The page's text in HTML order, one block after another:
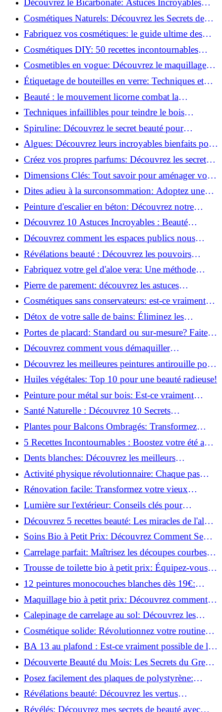
Découvrez le Bicarbonate: Astuces Incroyables
pour Votre Quotidien!
Cosmétiques Naturels: Découvrez les Secrets de
Beauté Éco-responsables!
Fabriquez vos cosmétiques: le guide ultime des
produits de beauté maison!
Cosmétiques DIY: 50 recettes incontournables
pour sublimer votre beauté naturelle!
Cosmetibles en vogue: Découvrez le maquillage
100% comestible!
Étiquetage de bouteilles en verre: Techniques et
astuces incontournables!
Beauté : le mouvement licorne combat la
surconsommation !
Techniques infaillibles pour teindre le bois
naturellement: Découvrez comment!
Spiruline: Découvrez le secret beauté pour
revitaliser les peaux fatiguées!
Algues: Découvrez leurs incroyables bienfaits pour
la santé et la beauté!
Créez vos propres parfums: Découvrez les secrets
de la fabrication artisanale!
Dimensions Clés: Tout savoir pour aménager votre
salle de bains!
Dites adieu à la surconsommation: Adoptez une
vie plus simple!
Peinture d'escalier en béton: Découvrez notre
tutoriel facile et rapide!
Découvrez 10 Astuces Incroyables : Beauté
Naturelle avec le Concombre !
Découvrez comment les espaces publics nous
incitent à être plus actifs : Révélations surprenantes!
Révélations beauté : Découvrez les pouvoirs
insoupçonnés du concombre!
Fabriquez votre gel d'aloe vera: Une méthode
simple et rapide à la maison!
Pierre de parement: découvrez les astuces
infaillibles pour un nettoyage parfait!
Cosmétiques sans conservateurs: est-ce vraiment
possible?
Détox de votre salle de bains: Éliminez les
ingrédients nocifs dès maintenant!
Portes de placard: Standard ou sur-mesure? Faites
le meilleur choix!
Découvrez comment vous démaquiller
naturellement: Astuces et secrets révélés!
Découvrez les meilleures peintures antirouille pour
le fer: Top 12 analysé!
Huiles végétales: Top 10 pour une beauté radieuse!
Peinture pour métal sur bois: Est-ce vraiment
possible?
Santé Naturelle : Découvrez 10 Secrets
Incontournables pour un Bien-être Optimal!
Plantes pour Balcons Ombragés: Transformez
votre Terrasse en Oasis Verte!
5 Recettes Incontournables : Boostez votre été avec
des huiles essentielles!
Dents blanches: Découvrez les meilleurs
ingrédients naturels!
Activité physique révolutionnaire: Chaque pas
compte pour votre santé!
Rénovation facile: Transformez votre vieux
parquet irrégulier en un clin d'œil!
Lumière sur l'extérieur: Conseils clés pour
concevoir et installer votre éclairage!
Découvrez 5 recettes beauté: Les miracles de l'aloe
vera pour votre peau!
Soins Bio à Petit Prix: Découvrez Comment Se
Chouchouter Pour Moins de 35€!
Carrelage parfait: Maîtrisez les découpes courbes
facilement!
Trousse de toilette bio à petit prix: Équipez-vous
pour moins de 25€!
12 peintures monocouches blanches dès 19€:
Découvrez les meilleures offres!
Maquillage bio à petit prix: Découvrez comment
s'équiper pour moins de 50€!
Calepinage de carrelage au sol: Découvrez les
astuces incontournables!
Cosmétique solide: Révolutionnez votre routine
beauté pour zéro déchet!
BA 13 au plafond : Est-ce vraiment possible de les
coller ?
Découverte Beauté du Mois: Les Secrets du Green
Glamour !
Posez facilement des plaques de polystyrène:
Transformez votre plafond sans effort !
Révélations beauté: Découvrez les vertus
insoupçonnées de l'huile de coco!
Révélés: Découvrez mes secrets de beauté avec